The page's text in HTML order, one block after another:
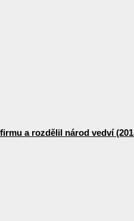
a rozdělil národ vedví